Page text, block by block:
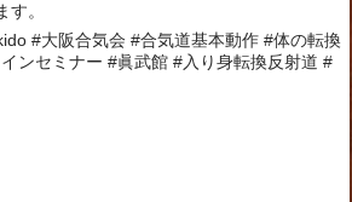
。
#大阪合気会 #合気道基本動作 #体の転換
ンセミナー #眞武館 #入り身転換反射道 #